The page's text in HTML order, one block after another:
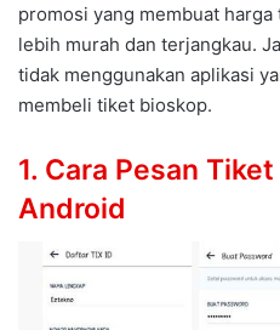
promosi yang membuat
lebih murah dan terjangkau.
tidak menggunakan aplikasi
membeli tiket bioskop.
1. Cara Pesan
Android